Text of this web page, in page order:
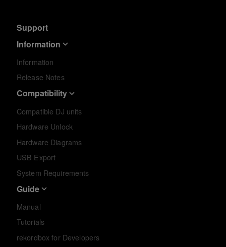
Support
Information
Information
Release Notes
Compatibility
Compatible DJ units
Hardware Unlock
Hardware Diagrams
USB Export
System Requirements
Guide
Manual
Tutorials
rekordbox for Developers